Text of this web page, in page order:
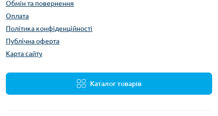
Обмін та повернення
Оплата
Політика конфіденційності
Публічна оферта
Карта сайту
Каталог товарів